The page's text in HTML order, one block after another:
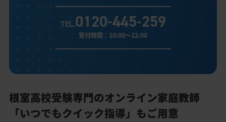
TEL.0120-445-259
受付時間：10:00～22:00
根室高校受験専門のオンライン家庭教師
「いつでもクイック指導」もご用意